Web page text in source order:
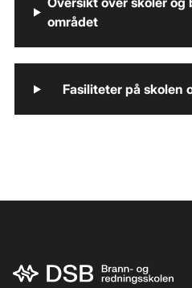
området
Fasiliteter på skolen
Bunnområde